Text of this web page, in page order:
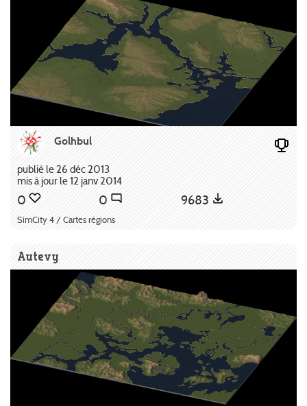
Golhbul
publié le 26 déc 2013
mis à jour le 12 janv 2014
0 0 9683
SimCity 4 / Cartes régions
Autevy